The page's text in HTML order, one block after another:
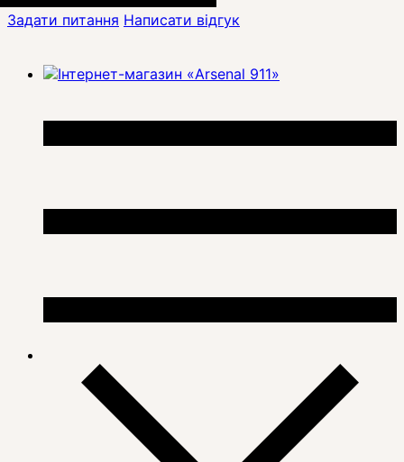
Задати питання Написати відгук